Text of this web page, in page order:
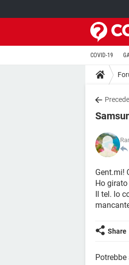
COVID-19
Gent.mi!
Ho
Il tel. lo
Share